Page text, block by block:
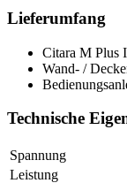
Lieferumfang
Citara M Plus
Wand- /
Technische
Spannung
Leistung